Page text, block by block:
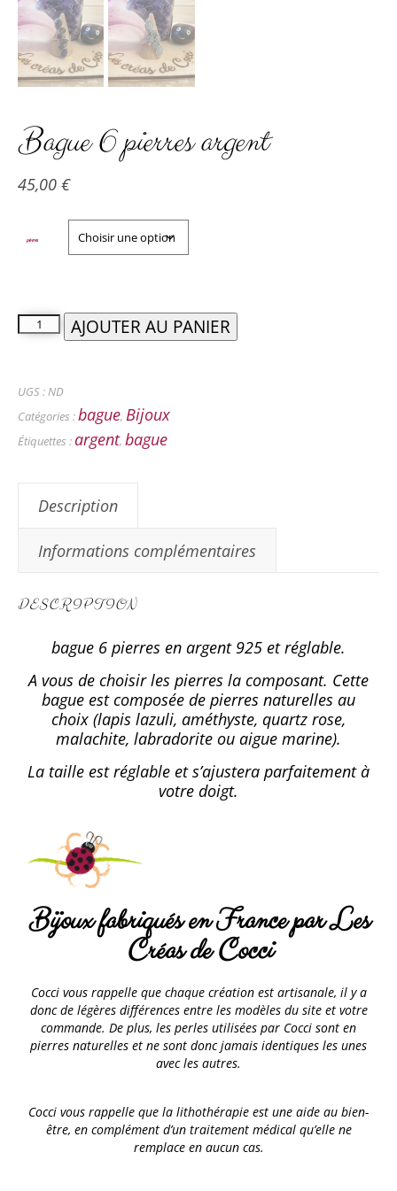
Bague 6 pierres argent
45,00 €
pierres
AJOUTER AU PANIER
UGS : ND
Catégories :bague, Bijoux
Étiquettes : argent, bague
Description
Informations complémentaires
DESCRIPTION
bague 6 pierres en argent 925 et réglable.
A vous de choisir les pierres la composant. Cette
bague est composée de pierres naturelles au
choix (lapis lazuli, améthyste, quartz rose,
malachite, labradorite ou aigue marine).
La taille est réglable et s’ajustera parfaitement à
votre doigt.
Bijoux fabriqués en France par Les
Créas de Cocci
Cocci vous rappelle que chaque création est artisanale, il y a
donc de légères différences entre les modèles du site et votre
commande. De plus, les perles utilisées par Cocci sont en
pierres naturelles et ne sont donc jamais identiques les unes
avec les autres.
Cocci vous rappelle que la lithothérapie est une aide au bien-
être, en complément d’un traitement médical qu’elle ne
remplace en aucun cas.